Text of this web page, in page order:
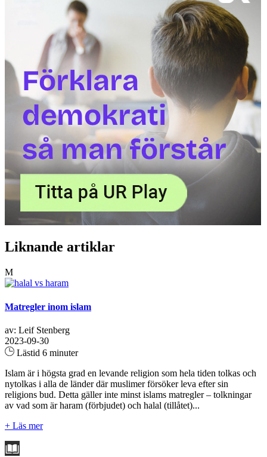
Liknande artiklar
M
Matregler inom islam
av: Leif Stenberg
2023-09-30
Lästid 6 minuter
Islam är i högsta grad en levande religion som hela tiden tolkas och
nytolkas i alla de länder där muslimer försöker leva efter sin
religions bud. Detta gäller inte minst islams matregler – tolkningar
av vad som är haram (förbjudet) och halal (tillåtet)...
+ Läs mer